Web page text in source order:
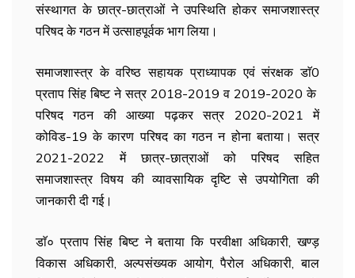
संस्थागत के छात्र-छात्राओं नेउपस्थिति होकर समाजशास्त्र
परिषद के गठन में उत्साहपूर्वक भाग लिया।
समाजशास्त्र के वरिष्ठ सहायक प्राध्यापक एवं संरक्षक डाॅ0
प्रताप सिंह बिष्ट ने सत्र 2018-2019 व 2019-2020 के
परिषद गठन की आख्या पढ़कर सत्र 2020-2021 में
कोविड-19 के कारण परिषद का गठन न होना बताया। सत्र
2021-2022 में छात्र-छात्राओं को परिषद सहित
समाजशास्त्र विषय की व्यावसायिक दृष्टि से उपयोगिता की
जानकारी दी गई।
डाॅ० प्रताप सिंह बिष्ट ने बताया कि परवीक्षा अधिकारी, खण्ड़
विकास अधिकारी, अल्पसंख्यक आयोग, पैरोल अधिकारी, बाल